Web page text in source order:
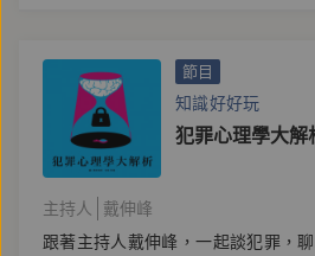
節目
知識好好玩
犯罪心理學大解
主持人
戴伸峰
跟著主持人戴伸峰，一起談犯罪，聊